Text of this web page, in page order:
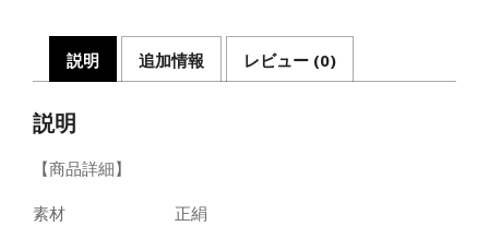
説明 追加情報 レビュー (0)
説明
【商品詳細】
素材 正絹